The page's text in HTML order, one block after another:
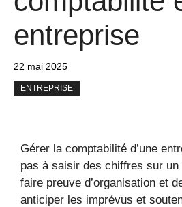
entreprise
22 mai 2025
ENTREPRISE
Gérer la comptabilité d’une
pas à saisir des chiffres sur un
faire preuve d’organisation et
anticiper les imprévus et